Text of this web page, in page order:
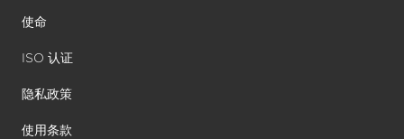
使命
ISO 认证
隐私政策
使用条款